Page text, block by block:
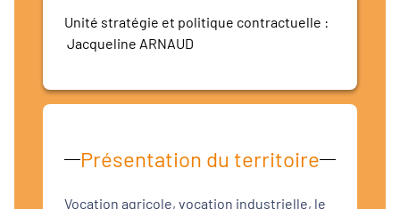
Unité stratégie et politique contractuelle :
Jacqueline ARNAUD
Présentation du territoire
Vocation agricole, vocation industrielle, le